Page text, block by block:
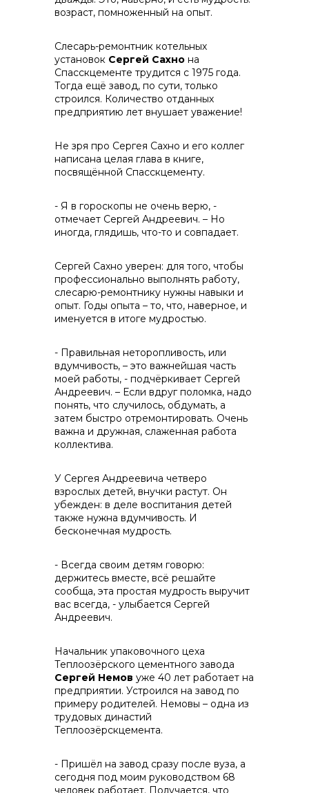
+7 (423) 234 50 50
info@vostokcement.ru
возраст, помноженный на опыт.
Слесарь-ремонтник котельных
установок Сергей Сахно на
Спасскцементе трудится с 1975 года.
Тогда ещё завод, по сути, только
строился. Количество отданных
предприятию лет внушает уважение!
Не зря про Сергея Сахно и его коллег
написана целая глава в книге,
посвящённой Спасскцементу.
- Я в гороскопы не очень верю, -
отмечает Сергей Андреевич. – Но
иногда, глядишь, что-то и совпадает.
Сергей Сахно уверен: для того, чтобы
профессионально выполнять работу,
слесарю-ремонтнику нужны навыки и
опыт. Годы опыта – то, что, наверное, и
именуется в итоге мудростью.
- Правильная неторопливость, или
вдумчивость, – это важнейшая часть
моей работы, - подчёркивает Сергей
Андреевич. – Если вдруг поломка, надо
понять, что случилось, обдумать, а
затем быстро отремонтировать. Очень
важна и дружная, слаженная работа
коллектива.
У Сергея Андреевича четверо
взрослых детей, внучки растут. Он
убежден: в деле воспитания детей
также нужна вдумчивость. И
бесконечная мудрость.
- Всегда своим детям говорю:
держитесь вместе, всё решайте
сообща, эта простая мудрость выручит
вас всегда, - улыбается Сергей
Андреевич.
Начальник упаковочного цеха
Теплоозёрского цементного завода
Сергей Немов уже 40 лет работает на
предприятии. Устроился на завод по
примеру родителей. Немовы – одна из
трудовых династий
Теплоозёрскцемента.
- Пришёл на завод сразу после вуза, а
сегодня под моим руководством 68
человек работает. Получается, что